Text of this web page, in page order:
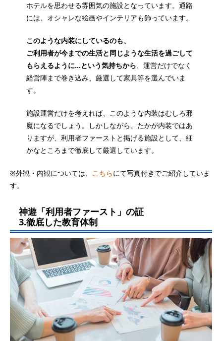
ホテルを思わせる雰囲気の施設となっています。通路
には、オシャレな絵画やインテリアも飾っています。
このような内装にしているのも、
ご利用者が今までの生活と同じような生活を過ごして
もらえるように…という気持ちから、運営だけでなく
経営陣まで巻き込み、厳選して家具等を選んでいま
す。
施設運営だけを考えれば、このような内装はむしろ邪
魔になるでしょう。しかしながら、たかが内装ではあ
りますが、利用者ファーストと掲げる施設として、細
かなところまで徹底して厳選しています。
※外観・内観については、 こちらにて写真付きでご紹介していま
す。
神遊「利用者ファースト」の証
3.徹底した教育体制